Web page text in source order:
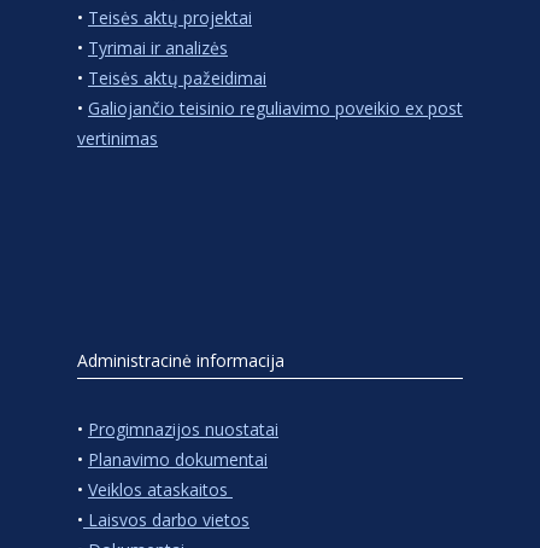
• Teisės aktų projektai
• Tyrimai ir analizės
• Teisės aktų pažeidimai
• Galiojančio teisinio reguliavimo poveikio ex post
vertinimas
Administracinė informacija
• Progimnazijos nuostatai
• Planavimo dokumentai
• Veiklos ataskaitos
• Laisvos darbo vietos